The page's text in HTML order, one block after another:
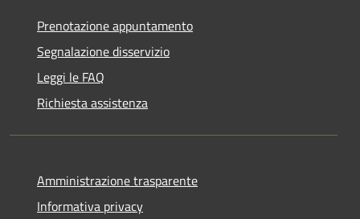
Prenotazione appuntamento
Segnalazione disservizio
Leggi le FAQ
Richiesta assistenza
Amministrazione trasparente
Informativa privacy